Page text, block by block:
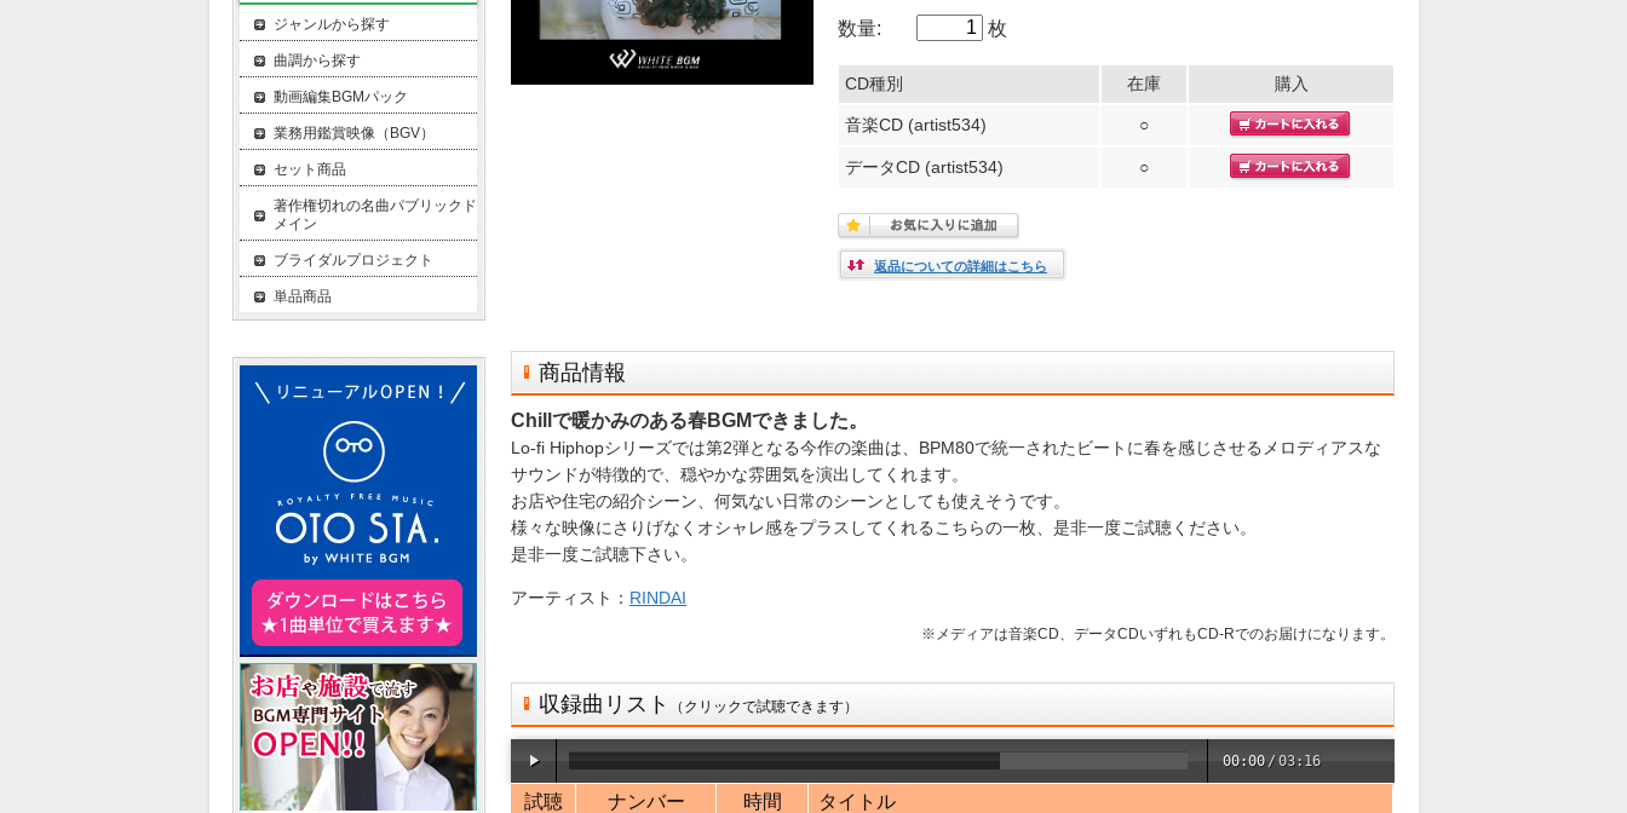
数量: 枚
CD種別 在庫 購入
音楽CD (artist534) ○
データCD (artist534) ○
返品についての詳細はこちら
商品情報
Chillで暖かみのある春BGMできました。
Lo-fi Hiphopシリーズでは第2弾となる今作の楽曲は、BPM80で統一されたビートに春を感じさせるメロディアスな
サウンドが特徴的で、穏やかな雰囲気を演出してくれます。
お店や住宅の紹介シーン、何気ない日常のシーンとしても使えそうです。
様々な映像にさりげなくオシャレ感をプラスしてくれるこちらの一枚、是非一度ご試聴ください。
是非一度ご試聴下さい。
アーティスト： RINDAI
※メディアは音楽CD、データCDいずれもCD-Rでのお届けになります。
収録曲リスト（クリックで試聴できます）
00:00 /03:16
試聴 ナンバー 時間
タイトル
ジャンルから探す
曲調から探す
動画編集BGMパック
業務用鑑賞映像（BGV）
セット商品
著作権切れの名曲パブリックド
メイン
ブライダルプロジェクト
単品商品